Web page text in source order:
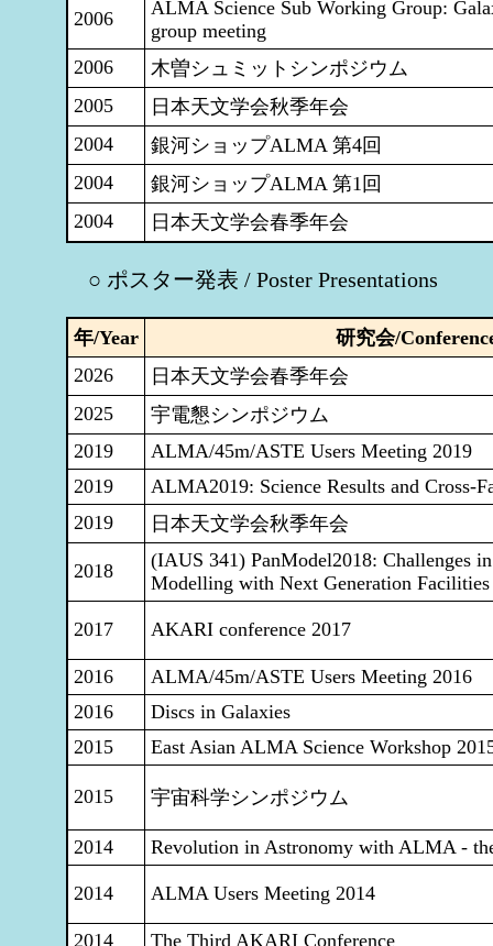
2006
ALMA Science Sub Working Group:
group meeting
2006
木曽シュミットシンポジウム
2005
日本天文学会秋季年会
2004
銀河ショップALMA 第4回
2004
銀河ショップALMA 第1回
2004
日本天文学会春季年会
○ ポスター発表 / Poster Presentations
年/Year
研究会/
2026
日本天文学会春季年会
2025
宇電懇シンポジウム
2019
ALMA/45m/ASTE Users Meeting 2019
2019
ALMA2019: Science Results and Cross-
2019
日本天文学会秋季年会
2018
(IAUS 341) PanModel2018: Challenges
Modelling with Next Generation Facilities
2017 AKARI conference 2017
2016
ALMA/45m/ASTE Users Meeting 2016
2016
Discs in Galaxies
2015
East Asian ALMA Science Workshop
2015 宇宙科学シンポジウム
2014 Revolution in Astronomy with ALMA -
2014 ALMA Users Meeting 2014
2014 The Third AKARI Conference